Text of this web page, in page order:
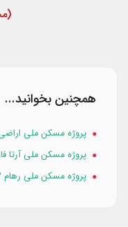
همچنین بخوانید...
پروژه مسکن ملی اراضی ۱۴۵ هکتاری فاز 0
پروژه مسکن ملی آرتا فاز 7
پروژه مسکن ملی رهام 3 چینه ایلیا فاز 7 پرند